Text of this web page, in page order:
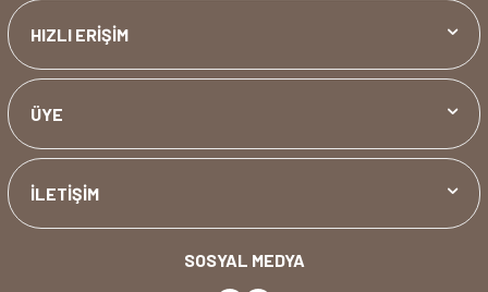
HIZLI ERİŞİM
ÜYE
İLETİŞİM
SOSYAL MEDYA